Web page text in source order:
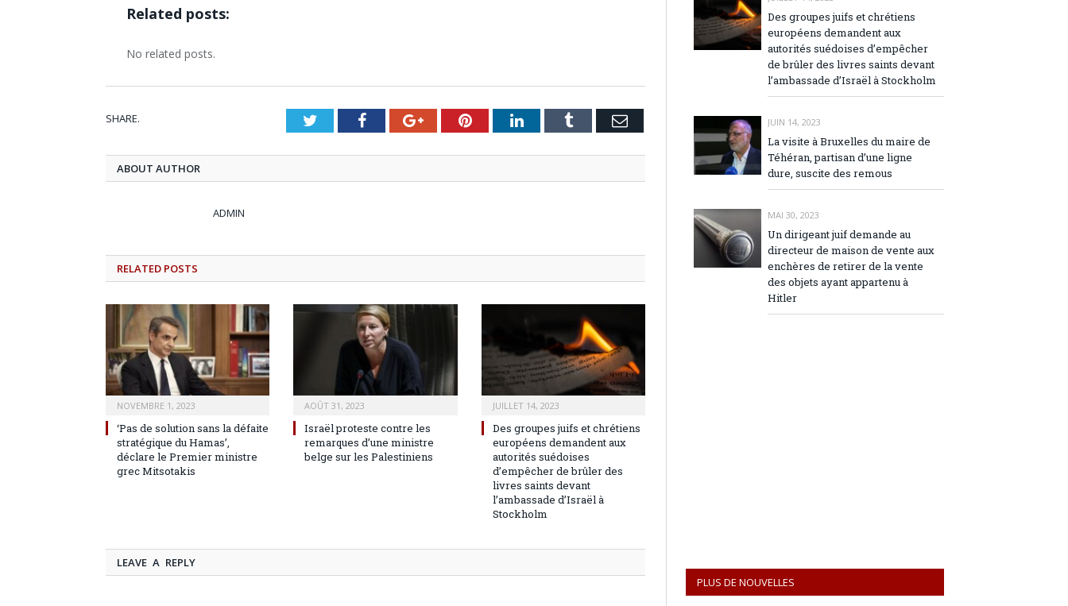
Related posts:
No related posts.
SHARE. TwitterFacebookGoogle+PinterestLinkedInTumblr Email
ABOUT AUTHOR
ADMIN
RELATED POSTS
NOVEMBRE 1, 2023
‘Pas de solution sans la défaite
stratégique du Hamas’,
déclare le Premier ministre
grec Mitsotakis
AOÛT 31, 2023
Israël proteste contre les
remarques d’une ministre
belge sur les Palestiniens
JUILLET 14, 2023
Des groupes juifs et chrétiens
européens demandent aux
autorités suédoises
d’empêcher de brûler des
livres saints devant
l’ambassade d’Israël à
Stockholm
LEAVE A REPLY
Des groupes juifs et chrétiens
européens demandent aux
autorités suédoises d’empêcher
de brûler des livres saints devant
l’ambassade d’Israël à Stockholm
JUIN 14, 2023
La visite à Bruxelles du maire de
Téhéran, partisan d’une ligne
dure, suscite des remous
MAI 30, 2023
Un dirigeant juif demande au
directeur de maison de vente aux
enchères de retirer de la vente
des objets ayant appartenu à
Hitler
PLUS DE NOUVELLES